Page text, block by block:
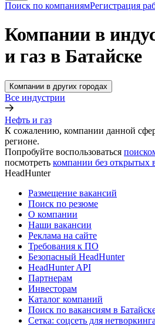
Поиск по компаниямРегистрация
Компании в
и газ в Батайске
Компании в других городах
Все индустрии
Нефть и газ
К сожалению, компании данной
регионе.
Попробуйте воспользоваться
посмотреть компании без открытых
HeadHunter
Размещение вакансий
Поиск по резюме
О компании
Наши вакансии
Реклама на сайте
Требования к ПО
Безопасный HeadHunter
HeadHunter API
Партнерам
Инвесторам
Каталог компаний
Поиск по вакансиям в
Сетка: соцсеть для нетворкинга